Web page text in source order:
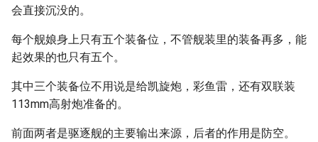
会直接沉没的。
每个舰娘身上只有五个装备位，不管舰装里的装备再多，能
起效果的也只有五个。
其中三个装备位不用说是给凯旋炮，彩鱼雷，还有双联装
113mm高射炮准备的。
前面两者是驱逐舰的主要输出来源，后者的作用是防空。